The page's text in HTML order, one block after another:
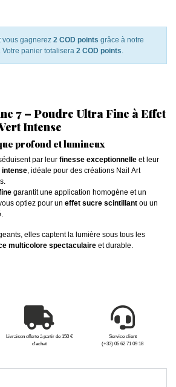
vous gagnerez 2 COD points grâce à notre
panier totalisera 2 COD points.
7 – Poudre Ultra Fine à Effet
Intense
profond et lumineux
par leur finesse exceptionnelle et leur
intense, idéale pour des créations Nail Art
garantit une application homogène et un
optiez pour un effet sucre scintillant ou un
.
elles captent la lumière sous tous les
multicolore spectaculaire et durable.
Livraison offerte à partir de 150 €
d'achat
Service client
(+33) 05 62 71 09 18